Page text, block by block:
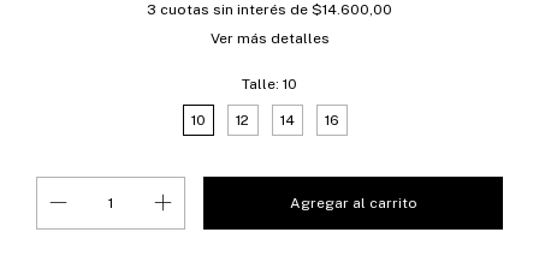
3 cuotas sin interés de $14.600,00
Ver más detalles
Talle: 10
10 12 14 16